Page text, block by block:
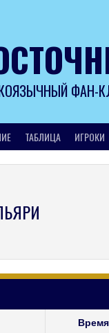
ФАН-
ТАБЛИЦА ИГРОКИ
Время